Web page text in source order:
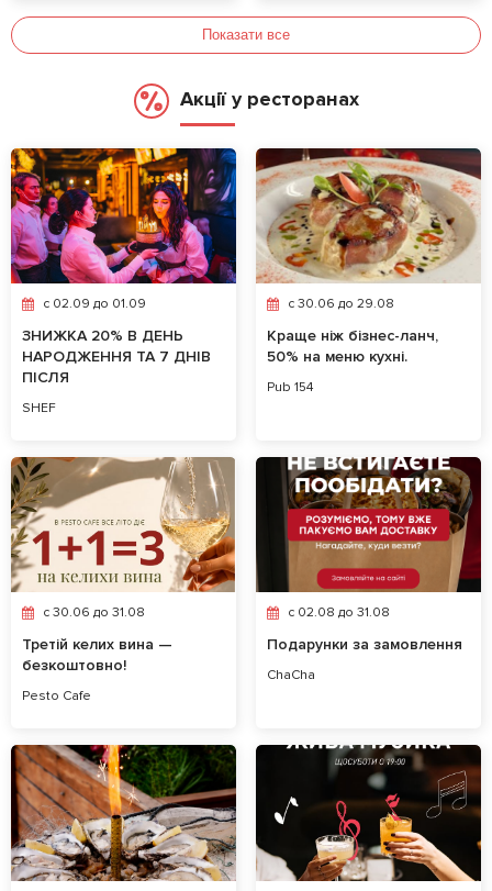
Показати все
Акції у ресторанах
c 02.09 до 01.09
ЗНИЖКА 20% В ДЕНЬ
НАРОДЖЕННЯ ТА 7 ДНІВ
ПІСЛЯ
SHEF
c 30.06 до 29.08
Краще ніж бізнес-ланч,
50% на меню кухні.
Pub 154
c 30.06 до 31.08
Третій келих вина —
безкоштовно!
Pesto Cafe
c 02.08 до 31.08
Подарунки за замовлення
ChaCha